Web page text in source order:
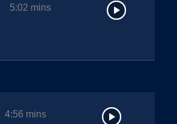
5:02 mins
4:56 mins